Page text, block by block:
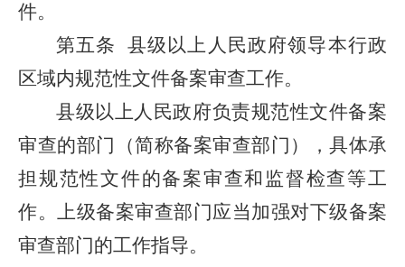
件。
第五条
县级以上人民政府领导本行政
区域内规范性文件备案审查工作。
县级以上人民政府负责规范性文件备案
审查的部门（简称备案审查部门），具体承
担规范性文件的备案审查和监督检查等工
作。上级备案审查部门应当加强对下级备案
审查部门的工作指导。